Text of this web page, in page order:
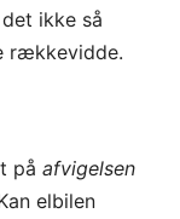
ikke så
rækkevidde.
på afvigelsen
elbilen